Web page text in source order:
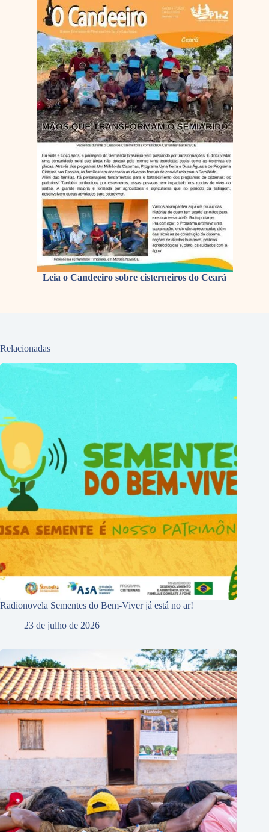
Leia o Candeeiro sobre cisterneiros do Ceará
Relacionadas
Radionovela Sementes do Bem-Viver já está no ar!
23 de julho de 2026